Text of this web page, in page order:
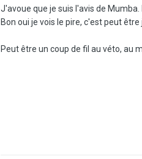
J'avoue que je suis l'avis de
Bon oui je vois le pire, c'est peut
Peut être un coup de fil au véto, au